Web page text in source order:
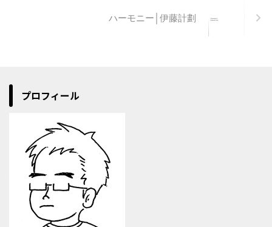
ハーモニー│伊藤計劃
プロフィール